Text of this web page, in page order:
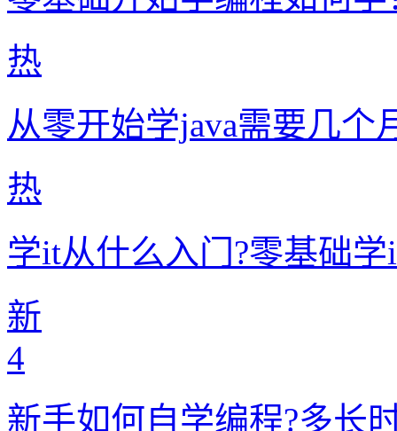
热
从零开始学java需要几个
热
学it从什么入门?零基础
新
4
新手如何自学编程?多长